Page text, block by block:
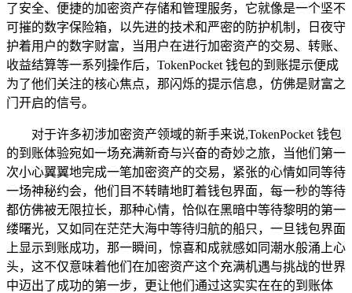
了安全、便捷的加密资产存储和管理服务，它就像是一个坚不
可摧的数字保险箱，以先进的技术和严密的防护机制，日夜守
护着用户的数字财富，当用户在进行加密资产的交易、转账、
收益结算等一系列操作后，TokenPocket 钱包的到账提示便成
为了他们关注的核心焦点，那闪烁的提示信息，仿佛是财富之
门开启的信号。
对于许多初涉加密资产领域的新手来说,TokenPocket 钱包
的到账体验宛如一场充满新奇与兴奋的奇妙之旅，当他们第一
次小心翼翼地完成一笔加密资产的交易，紧张的心情如同等待
一场神秘约会，他们目不转睛地盯着钱包界面，每一秒的等待
都仿佛被无限拉长，那种心情，恰似在黑暗中等待黎明的第一
缕曙光，又如同在茫茫大海中等待归航的船只，一旦钱包界面
上显示到账成功，那一瞬间，惊喜和成就感如同潮水般涌上心
头，这不仅意味着他们在加密资产这个充满机遇与挑战的世界
中迈出了成功的第一步，更让他们通过这实实在在的到账体